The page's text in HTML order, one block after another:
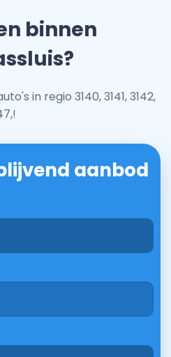
binnen
in regio 3140, 3141, 3142,
aanbod